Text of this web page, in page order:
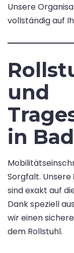
Unsere
vollständig auf
und
in
Sorgfalt. Unsere
sind exakt auf
Dank speziell
wir einen
dem Rollstuhl.